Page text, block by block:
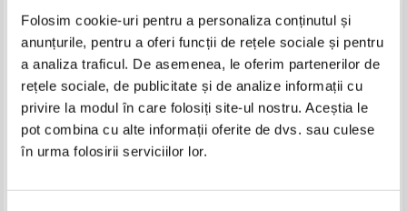
Folosim cookie-uri pentru a personaliza conținutul și
anunțurile, pentru a oferi funcții de rețele sociale și pentru
a analiza traficul. De asemenea, le oferim partenerilor de
rețele sociale, de publicitate și de analize informații cu
privire la modul în care folosiți site-ul nostru. Aceștia le
pot combina cu alte informații oferite de dvs. sau culese
în urma folosirii serviciilor lor.
Henri H. Stahl - Teorii si ipoteze
privind sociologia oranduirii
tributale
Pret: 19,00Lei 9,50 Lei
Adaugă în coș
Karen Seashore Louis -
Professionalism and community.
Perspectives on reforming urban
schools
Pret:16,00Lei 6,40 Lei
Adaugă în coș